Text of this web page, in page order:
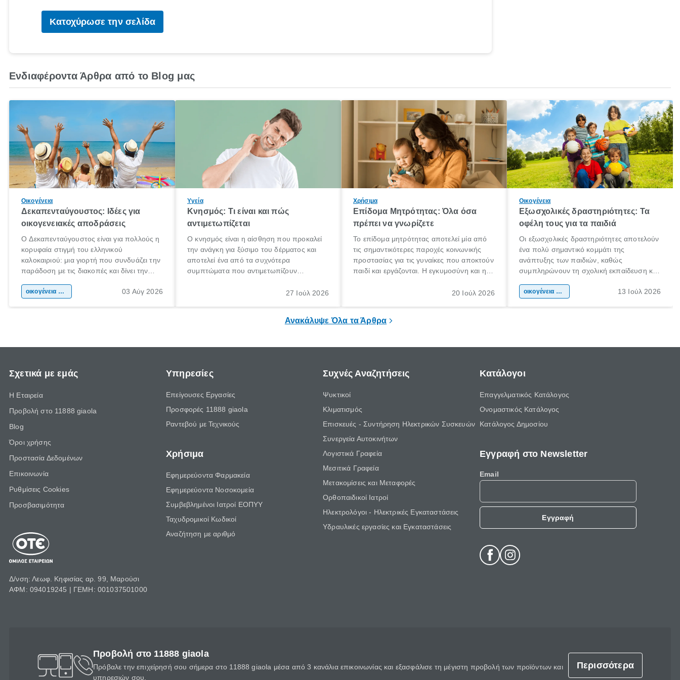
Κατοχύρωσε την σελίδα
Ενδιαφέροντα Άρθρα από το Blog μας
Οικογένεια
Δεκαπενταύγουστος: Ιδέες για
οικογενειακές αποδράσεις
Ο Δεκαπενταύγουστος είναι για πολλούς η
κορυφαία στιγμή του ελληνικού
καλοκαιριού: μια γιορτή που συνδυάζει την
παράδοση με τις διακοπές και δίνει την
χώρας. Είτε πρόκειται για λίγες μέρες
οικογένεια & παιδί 03 Αύγ 2026
Υγεία
Κνησμός: Τι είναι και πώς
αντιμετωπίζεται
Ο κνησμός είναι η αίσθηση που προκαλεί
την ανάγκη για ξύσιμο του δέρματος και
αποτελεί ένα από τα συχνότερα
συμπτώματα που αντιμετωπίζουν
πληροφορίες για το «κνησμός τι είναι»,
27 Ιούλ 2026
Χρήσιμα
Επίδομα Μητρότητας: Όλα όσα
πρέπει να γνωρίζετε
Το επίδομα μητρότητας αποτελεί μία από
τις σημαντικότερες παροχές κοινωνικής
προστασίας για τις γυναίκες που αποκτούν
παιδί και εργάζονται. Η εγκυμοσύνη και η
σημαντική περίοδος στη ζωή κάθε20 Ιούλ 2026
Οικογένεια
Εξωσχολικές δραστηριότητες: Τα
οφέλη τους για τα παιδιά
Οι εξωσχολικές δραστηριότητες αποτελούν
ένα πολύ σημαντικό κομμάτι της
ανάπτυξης των παιδιών, καθώς
συμπληρώνουν τη σχολική εκπαίδευση και
της προσωπικότητας, της κοινωνικότητας
οικογένεια & παιδί 13 Ιούλ 2026
Ανακάλυψε Όλα τα Άρθρα
Σχετικά με εμάς
Η Εταιρεία
Προβολή στο 11888 giaola
Blog
Όροι χρήσης
Προστασία Δεδομένων
Επικοινωνία
Ρυθμίσεις Cookies
Προσβασιμότητα
Δ/νση: Λεωφ. Κηφισίας αρ. 99, Μαρούσι
ΑΦΜ: 094019245 | ΓΕΜΗ: 001037501000
Υπηρεσίες
Επείγουσες Εργασίες
Προσφορές 11888 giaola
Ραντεβού με Τεχνικούς
Χρήσιμα
Εφημερεύοντα Φαρμακεία
Εφημερεύοντα Νοσοκομεία
Συμβεβλημένοι Ιατροί ΕΟΠΥΥ
Ταχυδρομικοί Κωδικοί
Αναζήτηση με αριθμό
Συχνές Αναζητήσεις
Ψυκτικοί
Κλιματισμός
Επισκευές - Συντήρηση Ηλεκτρικών Συσκευών
Συνεργεία Αυτοκινήτων
Λογιστικά Γραφεία
Μεσιτικά Γραφεία
Μετακομίσεις και Μεταφορές
Ορθοπαιδικοί Ιατροί
Ηλεκτρολόγοι - Ηλεκτρικές Εγκαταστάσεις
Υδραυλικές εργασίες και Εγκαταστάσεις
Κατάλογοι
Επαγγελματικός Κατάλογος
Ονομαστικός Κατάλογος
Κατάλογος Δημοσίου
Εγγραφή στο Newsletter
Email
Εγγραφή
Προβολή στο 11888 giaola
Πρόβαλε την επιχείρησή σου σήμερα στο 11888 giaola μέσα από 3 κανάλια επικοινωνίας και εξασφάλισε τη μέγιστη προβολή των προϊόντων και
υπηρεσιών σου.
Περισσότερα